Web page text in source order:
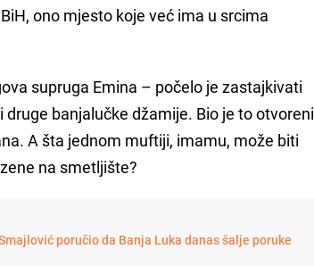
ono mjesto koje već ima u srcima
supruga Emina – počelo je zastajkivati
banjalučke džamije. Bio je to otvoreni
A šta jednom muftiji, imamu, može biti
na smetljište?
poručio da Banja Luka danas šalje poruke